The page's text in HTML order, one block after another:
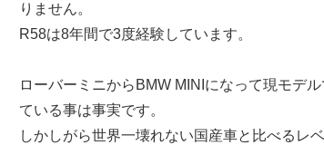
りません。
R58は8年間で3度経験しています。
ローバーミニからBMW MINIになって現モデ
ている事は事実です。
しかしがら世界一壊れない国産車と比べるレ